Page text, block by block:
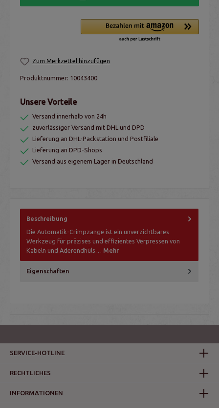
Zum Merkzettel hinzufügen
Produktnummer: 10043400
Unsere Vorteile
Versand innerhalb von 24h
zuverlässiger Versand mit DHL und DPD
Lieferung an DHL-Packstation und Postfiliale
Lieferung an DPD-Shops
Versand aus eigenem Lager in Deutschland
Beschreibung
Die Automatik-Crimpzange ist ein unverzichtbares
Werkzeug für präzises und effizientes Verpressen von
Kabeln und Aderendhüls… Mehr
Eigenschaften
SERVICE-HOTLINE
RECHTLICHES
INFORMATIONEN